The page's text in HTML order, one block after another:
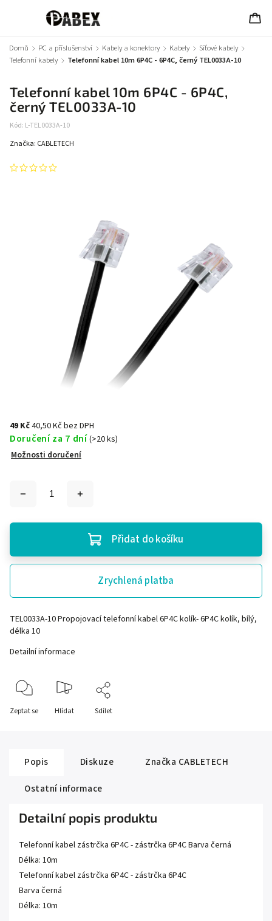
Domů / PC a příslušenství / Kabely a konektory / Kabely / Síťové kabely /
Telefonní kabely / Telefonní kabel 10m 6P4C - 6P4C, černý TEL0033A-10
Telefonní kabel 10m 6P4C - 6P4C,
černý TEL0033A-10
Kód: L-TEL0033A-10
Značka: CABLETECH
49 Kč40,50 Kč bez DPH
Doručení za 7 dní(>20 ks)
Možnosti doručení
Přidat do košíku
Zrychlená platba
TEL0033A-10 Propojovací telefonní kabel 6P4C kolík- 6P4C kolík, bílý,
délka 10
Detailní informace
Zeptat se Hlídat Sdílet
Popis Diskuze Značka CABLETECH
Ostatní informace
Detailní popis produktu
Telefonní kabel zástrčka 6P4C - zástrčka 6P4C Barva černá
Délka: 10m
Telefonní kabel zástrčka 6P4C - zástrčka 6P4C
Barva černá
Délka: 10m